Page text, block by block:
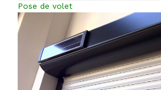
Pose de volet